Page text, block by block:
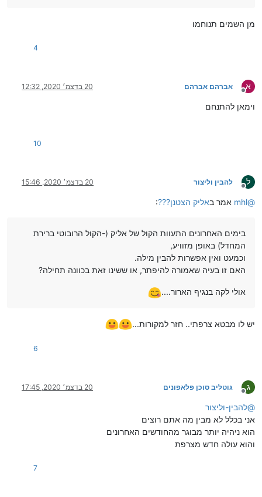
מן השמים תנוחמו
4
א
מנותק
אברהם אברהם 20 בדצמ׳ 2020, 12:32
וימאן להתנחם
10
ל
מנותק
להבין וליצור 20 בדצמ׳ 2020, 15:46
@
mhl אמר באליק הצטנן???:
בימים האחרונים התעוות הקול של אליק (-הקול הרובוטי ברירת
המחדל) באופן מזוויע,
וכמעט ואין אפשרות להבין מילה.
האם זו בעיה שאמורה להיפתר, או ששינו זאת בכוונה תחילה?
אולי לקה בנגיף הארור....
יש לו מבטא צרפתי.. חזר למקורות...
6
ג
מנותק
גוטליב סוכן פלאפונים 20 בדצמ׳ 2020, 17:45
@להבין-וליצור
אני בכלל לא מבין מה אתם רוצים
הוא ניהיה יותר מבוגר מהחודשים האחרונים
והוא עולה חדש מצרפת
7